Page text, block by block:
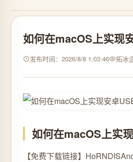
如何在macOS上实现
发布时间：2026/8/8 1:03:46 拓冰
如何在macOS上实
【免费下载链接】HoRNDIS